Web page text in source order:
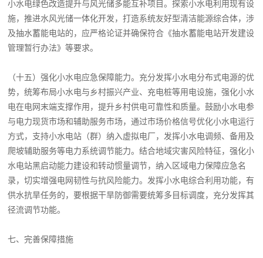
小水电绿色改造提升与风光储多能互补项目。探索小水电利用现有设
施，推进水风光储一体化开发，打造系统友好型清洁能源综合体，涉
及抽水蓄能电站的，应严格论证并确保符合《抽水蓄能电站开发建设
管理暂行办法》等要求。
（十五）强化小水电应急保障能力。充分发挥小水电分布式电源的优
势，统筹布局小水电与乡村振兴产业、充电桩等用电设施，强化小水
电在电网末端支撑作用，提升乡村供电可靠性和质量。鼓励小水电参
与电力现货市场和辅助服务市场，通过市场价格信号优化小水电运行
方式，支持小水电站（群）纳入虚拟电厂，发挥小水电调频、备用及
爬坡辅助服务等电力系统调节能力。结合地域灾害风险特征，强化小
水电站黑启动能力建设和转动惯量调节，纳入区域电力保障应急名
录，切实增强电网韧性与抗风险能力。发挥小水电综合利用功能，有
供水抗旱任务的，要根据干旱防御需要统筹多目标调度，充分发挥其
径流调节功能。
七、完善保障措施